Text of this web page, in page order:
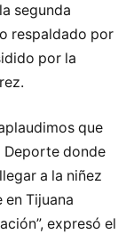
segunda
respaldado por
por la
que
Deporte donde
a la niñez
Tijuana
expresó el